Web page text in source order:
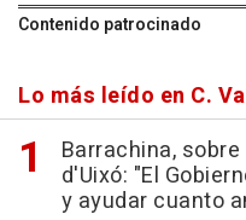
Contenido patrocinado
Lo más leído en C.
Barrachina,
d'Uixó: "El
y ayudar cuanto